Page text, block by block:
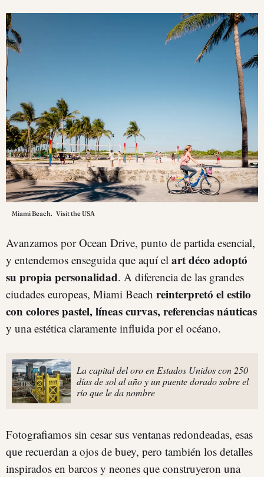
Miami Beach. Visit the USA
Avanzamos por Ocean Drive, punto de partida esencial,
y entendemos enseguida que aquí el art déco adoptó
su propia personalidad. A diferencia de las grandes
ciudades europeas, Miami Beach reinterpretó el estilo
con colores pastel, líneas curvas, referencias náuticas
y una estética claramente influida por el océano.
La capital del oro en Estados Unidos con 250
días de sol al año y un puente dorado sobre el
río que le da nombre
Fotografiamos sin cesar sus ventanas redondeadas, esas
que recuerdan a ojos de buey, pero también los detalles
inspirados en barcos y neones que construyeron una